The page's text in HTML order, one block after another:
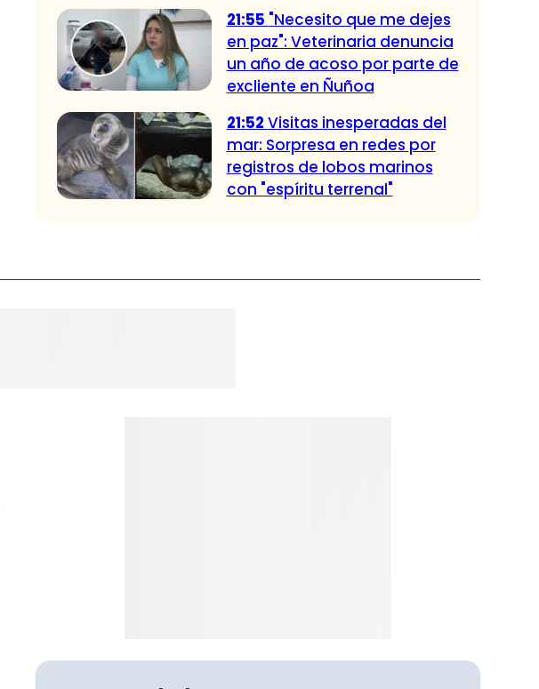
21:55 "Necesito que me dejes
en paz": Veterinaria denuncia
un año de acoso por parte de
excliente en Ñuñoa
21:52 Visitas inesperadas del
mar: Sorpresa en redes por
registros de lobos marinos
con "espíritu terrenal"